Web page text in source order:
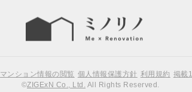
マンション情報の閲覧 個人情報保護方針 利用規約 掲載
©ZIGExN Co., Ltd. All Rights Reserved.